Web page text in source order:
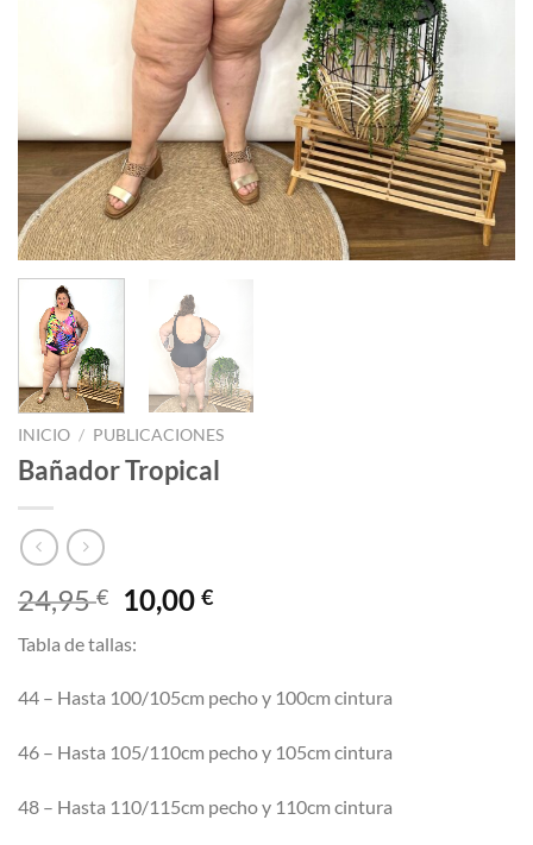
INICIO / PUBLICACIONES
Bañador Tropical
24,95€
El
precio
original
era:
24,95 €.
10,00€El
es:
10,00 €.
Tabla de tallas:
44 – Hasta 100/105cm pecho y 100cm cintura
46 – Hasta 105/110cm pecho y 105cm cintura
48 – Hasta 110/115cm pecho y 110cm cintura